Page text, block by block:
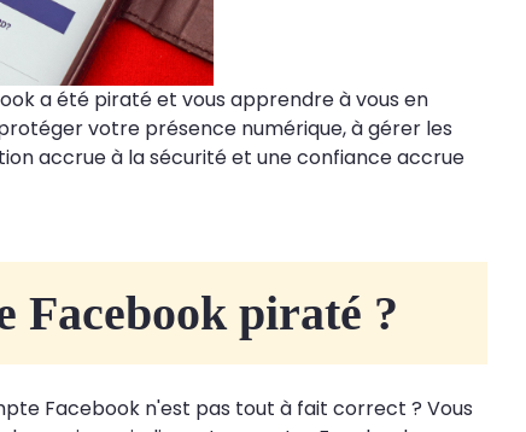
a été piraté et vous apprendre à vous en
votre présence numérique, à gérer les
accrue à la sécurité et une confiance accrue
Facebook piraté ?
Facebook n'est pas tout à fait correct ? Vous